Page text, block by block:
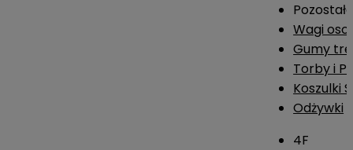
Wagi
Gumy
Torby i
Koszulki
Odżywki
4F